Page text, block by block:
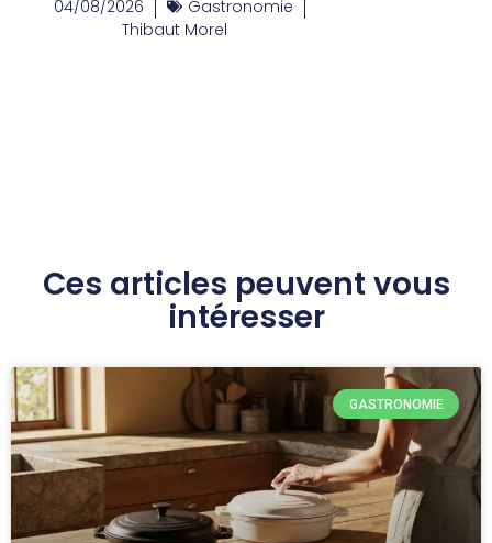
04/08/2026
Gastronomie
Thibaut Morel
Ces articles peuvent vous
intéresser
GASTRONOMIE